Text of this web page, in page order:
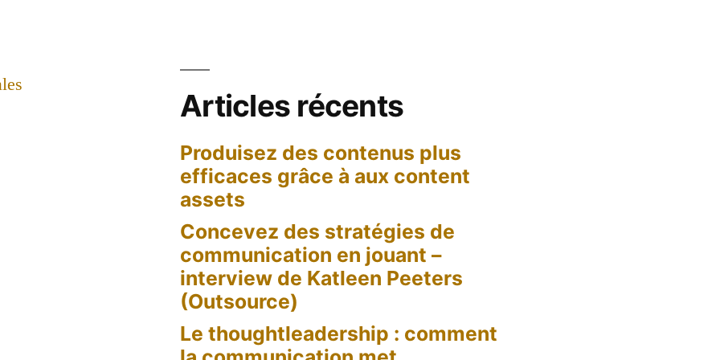
Articles récents
Produisez des contenus plus
efficaces grâce à aux content
assets
Concevez des stratégies de
communication en jouant –
interview de Katleen Peeters
(Outsource)
Le thoughtleadership : comment